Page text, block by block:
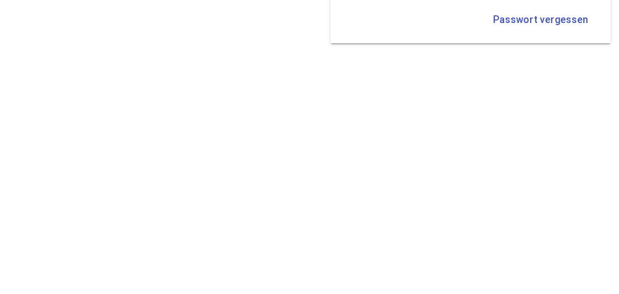
Passwort vergessen